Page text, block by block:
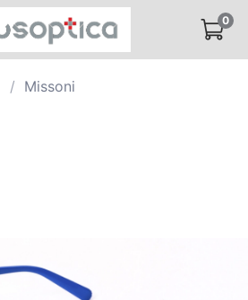
0
Missoni